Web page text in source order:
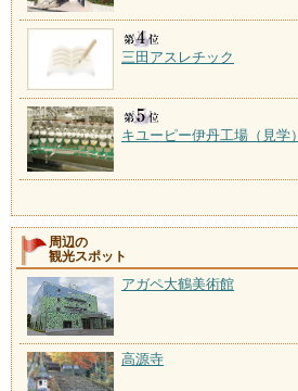
三田アスレチック
キユーピー伊丹工場（見学）
周辺の
観光スポット
アガペ大鶴美術館
高源寺